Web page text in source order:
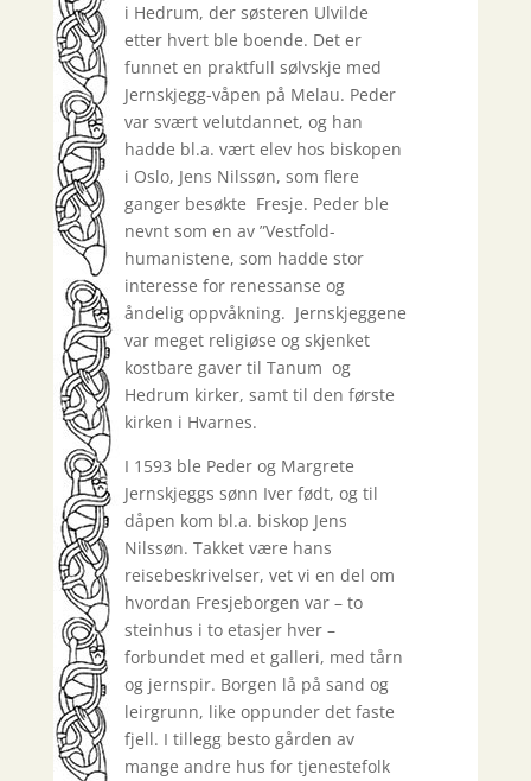
i Hedrum, der søsteren Ulvilde
etter hvert ble boende. Det er
funnet en praktfull sølvskje med
Jernskjegg-våpen på Melau. Peder
var svært velutdannet, og han
hadde bl.a. vært elev hos biskopen
i Oslo, Jens Nilssøn, som flere
ganger besøkte Fresje. Peder ble
nevnt som en av ”Vestfold-
humanistene, som hadde stor
interesse for renessanse og
åndelig oppvåkning. Jernskjeggene
var meget religiøse og skjenket
kostbare gaver til Tanum og
Hedrum kirker, samt til den første
kirken i Hvarnes.
I 1593 ble Peder og Margrete
Jernskjeggs sønn Iver født, og til
dåpen kom bl.a. biskop Jens
Nilssøn. Takket være hans
reisebeskrivelser, vet vi en del om
hvordan Fresjeborgen var – to
steinhus i to etasjer hver –
forbundet med et galleri, med tårn
og jernspir. Borgen lå på sand og
leirgrunn, like oppunder det faste
fjell. I tillegg besto gården av
mange andre hus for tjenestefolk